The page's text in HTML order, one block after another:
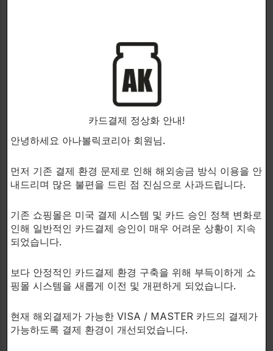
• SuperChange 천연 테스토스테론
• 여성호르몬 관리!
XABOL은 남성,여성 운동선수,보디 빌더 및 기타 운동
근육을 증가시키는데 도움이되는 이상적인 보조제입니
가장 강력한 테스토스테론 증가제인 XABOL은 다양한
사용될 수있는 항-에스트로겐으로서 인기가있습니다.
론을 촉진할 수 있습니다.
카드결제 정상화 안내!
안녕하세요 아나볼릭코리아 회원님.
먼저 기존 결제 환경 문제로 인해 해외송금 방식 이용을 안
내드리며 많은 불편을 드린 점 진심으로 사과드립니다.
기존 쇼핑몰은 미국 결제 시스템 및 카드 승인 정책 변화로
인해 일반적인 카드결제 승인이 매우 어려운 상황이 지속
되었습니다.
보다 안정적인 카드결제 환경 구축을 위해 부득이하게 쇼
핑몰 시스템을 새롭게 이전 및 개편하게 되었습니다.
현재 해외결제가 가능한 VISA / MASTER 카드의 결제가
가능하도록 결제 환경이 개선되었습니다.